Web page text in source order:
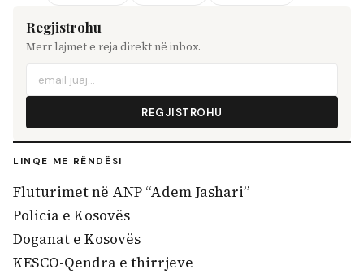
Regjistrohu
Merr lajmet e reja direkt në inbox.
REGJISTROHU
LINQE ME RËNDËSI
Fluturimet në ANP “Adem Jashari”
Policia e Kosovës
Doganat e Kosovës
KESCO-Qendra e thirrjeve